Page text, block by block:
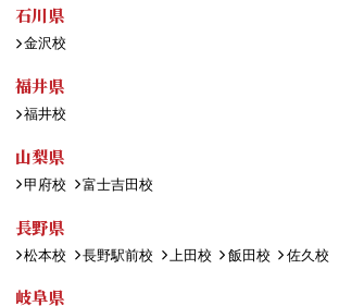
石川県
金沢校
福井県
福井校
山梨県
甲府校 富士吉田校
長野県
松本校 長野駅前校 上田校 飯田校 佐久校
岐阜県